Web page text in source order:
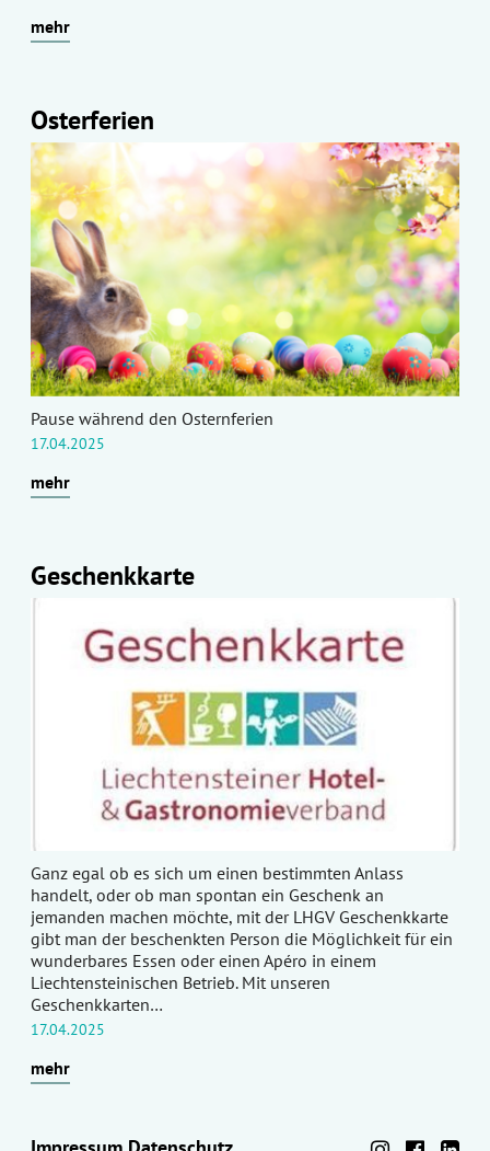
mehr
Osterferien
Pause während den Osternferien
17.04.2025
mehr
Geschenkkarte
Ganz egal ob es sich um einen bestimmten Anlass
handelt, oder ob man spontan ein Geschenk an
jemanden machen möchte, mit der LHGV Geschenkkarte
gibt man der beschenkten Person die Möglichkeit für ein
wunderbares Essen oder einen Apéro in einem
Liechtensteinischen Betrieb. Mit unseren
Geschenkkarten…
17.04.2025
mehr